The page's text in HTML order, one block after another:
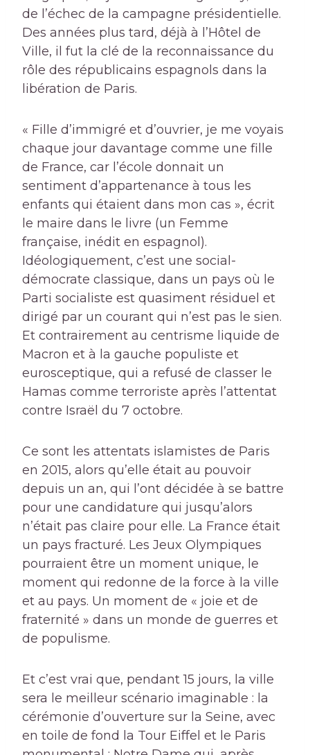
de l’échec de la campagne présidentielle.
Des années plus tard, déjà à l’Hôtel de
Ville, il fut la clé de la reconnaissance du
rôle des républicains espagnols dans la
libération de Paris.
« Fille d’immigré et d’ouvrier, je me voyais
chaque jour davantage comme une fille
de France, car l’école donnait un
sentiment d’appartenance à tous les
enfants qui étaient dans mon cas », écrit
le maire dans le livre (un Femme
française, inédit en espagnol).
Idéologiquement, c’est une social-
démocrate classique, dans un pays où le
Parti socialiste est quasiment résiduel et
dirigé par un courant qui n’est pas le sien.
Et contrairement au centrisme liquide de
Macron et à la gauche populiste et
eurosceptique, qui a refusé de classer le
Hamas comme terroriste après l’attentat
contre Israël du 7 octobre.
Ce sont les attentats islamistes de Paris
en 2015, alors qu’elle était au pouvoir
depuis un an, qui l’ont décidée à se battre
pour une candidature qui jusqu’alors
n’était pas claire pour elle. La France était
un pays fracturé. Les Jeux Olympiques
pourraient être un moment unique, le
moment qui redonne de la force à la ville
et au pays. Un moment de « joie et de
fraternité » dans un monde de guerres et
de populisme.
Et c’est vrai que, pendant 15 jours, la ville
sera le meilleur scénario imaginable : la
cérémonie d’ouverture sur la Seine, avec
en toile de fond la Tour Eiffel et le Paris